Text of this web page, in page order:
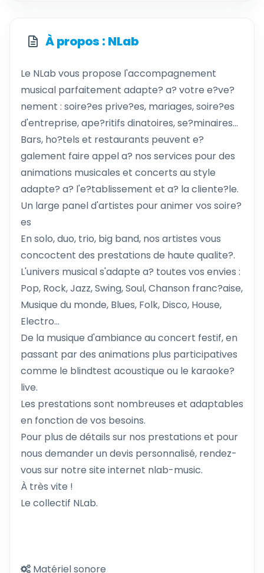
À propos : NLab
Le NLab vous propose l'accompagnement
musical parfaitement adapte? a? votre e?ve?
nement : soire?es prive?es, mariages, soire?es
d'entreprise, ape?ritifs dinatoires, se?minaires...
Bars, ho?tels et restaurants peuvent e?
galement faire appel a? nos services pour des
animations musicales et concerts au style
adapte? a? l'e?tablissement et a? la cliente?le.
Un large panel d'artistes pour animer vos soire?
es
En solo, duo, trio, big band, nos artistes vous
concoctent des prestations de haute qualite?.
L'univers musical s'adapte a? toutes vos envies :
Pop, Rock, Jazz, Swing, Soul, Chanson franc?aise,
Musique du monde, Blues, Folk, Disco, House,
Electro...
De la musique d'ambiance au concert festif, en
passant par des animations plus participatives
comme le blindtest acoustique ou le karaoke?
live.
Les prestations sont nombreuses et adaptables
en fonction de vos besoins.
Pour plus de détails sur nos prestations et pour
nous demander un devis personnalisé, rendez-
vous sur notre site internet nlab-music.
À très vite !
Le collectif NLab.
Matériel sonore